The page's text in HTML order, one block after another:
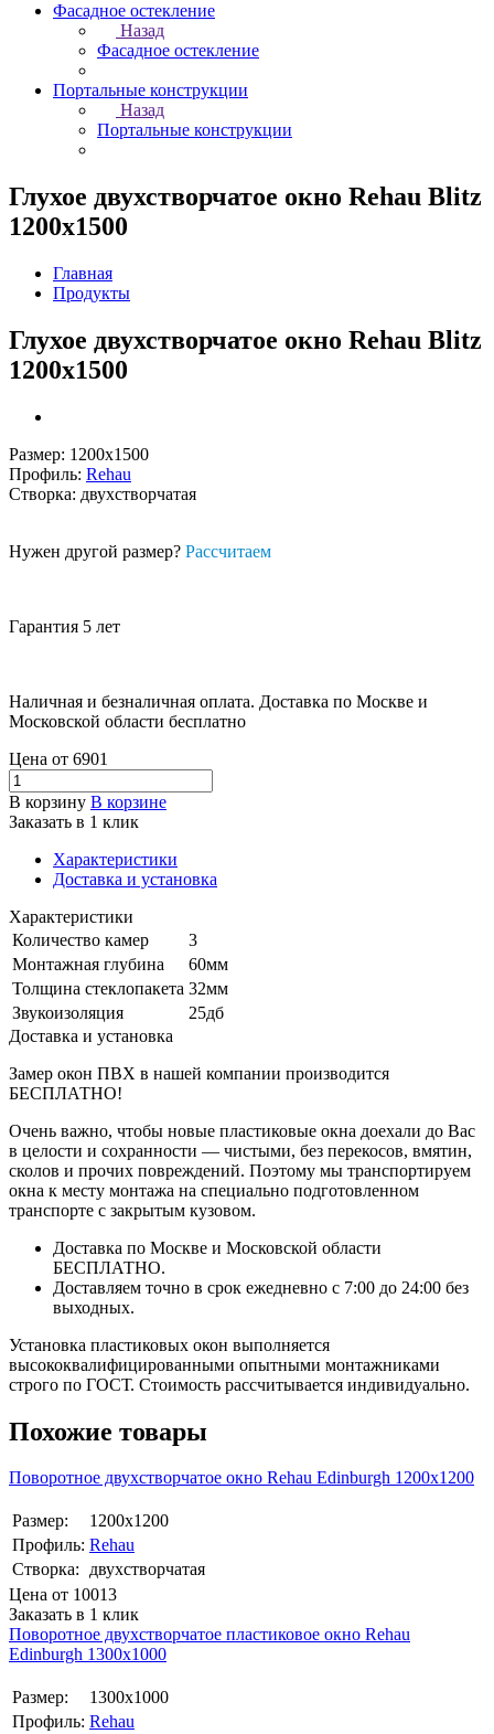
Фасадное остекление
Назад
Фасадное остекление
Портальные конструкции
Назад
Портальные конструкции
Глухое двухстворчатое окно Rehau Blitz
1200x1500
Главная
Продукты
Глухое двухстворчатое окно Rehau Blitz
1200x1500
Размер: 1200х1500
Профиль: Rehau
Створка: двухстворчатая
Нужен другой размер? Рассчитаем
Гарантия 5 лет
Наличная и безналичная оплата. Доставка по Москве и
Московской области бесплатно
Цена от 6901
В корзину В корзине
Заказать в 1 клик
Характеристики
Доставка и установка
Характеристики
Количество камер
3
Монтажная глубина
60мм
Толщина стеклопакета 32мм
Звукоизоляция
25дб
Доставка и установка
Замер окон ПВХ в нашей компании производится
БЕСПЛАТНО!
Очень важно, чтобы новые пластиковые окна доехали до Вас
в целости и сохранности — чистыми, без перекосов, вмятин,
сколов и прочих повреждений. Поэтому мы транспортируем
окна к месту монтажа на специально подготовленном
транспорте с закрытым кузовом.
Доставка по Москве и Московской области
БЕСПЛАТНО.
Доставляем точно в срок ежедневно с 7:00 до 24:00 без
выходных.
Установка пластиковых окон выполняется
высококвалифицированными опытными монтажниками
строго по ГОСТ. Стоимость рассчитывается индивидуально.
Похожие товары
Поворотное двухстворчатое окно Rehаu Edinburgh 1200х1200
Размер:
1200х1200
Профиль: Rehau
Створка: двухстворчатая
Цена от 10013
Заказать в 1 клик
Поворотное двухстворчатое пластиковое окно Rehаu
Edinburgh 1300х1000
Размер:
1300х1000
Профиль: Rehau